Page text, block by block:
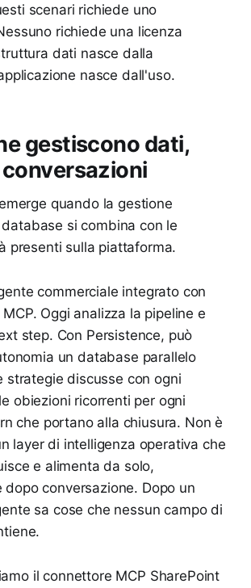
scenari richiede uno
richiede una licenza
dati nasce dalla
nasce dall'uso.
gestiscono dati,
quando la gestione
si combina con le
presenti sulla piattaforma.
commerciale integrato con
Oggi analizza la pipeline e
step. Con Persistence, può
un database parallelo
strategie discusse con ogni
obiezioni ricorrenti per ogni
che portano alla chiusura. Non è
layer di intelligenza operativa che
e alimenta da solo,
dopo conversazione. Dopo un
sa cose che nessun campo di
il connettore MCP SharePoint